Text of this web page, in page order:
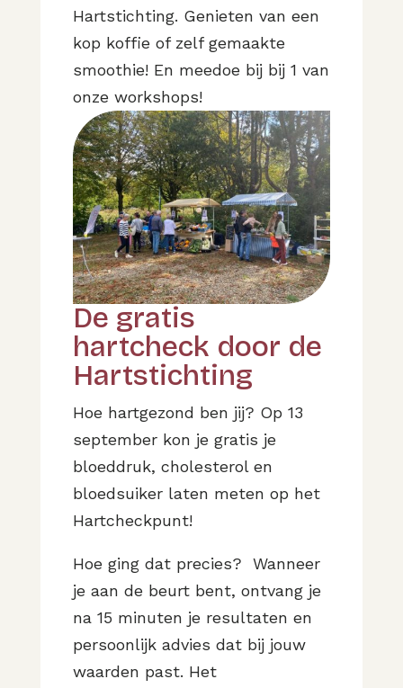
Hartstichting. Genieten van een
kop koffie of zelf gemaakte
smoothie! En meedoe bij bij 1 van
onze workshops!
De gratis
hartcheck door de
Hartstichting
Hoe hartgezond ben jij? Op 13
september kon je gratis je
bloeddruk, cholesterol en
bloedsuiker laten meten op het
Hartcheckpunt!
Hoe ging dat precies? Wanneer
je aan de beurt bent, ontvang je
na 15 minuten je resultaten en
persoonlijk advies dat bij jouw
waarden past. Het